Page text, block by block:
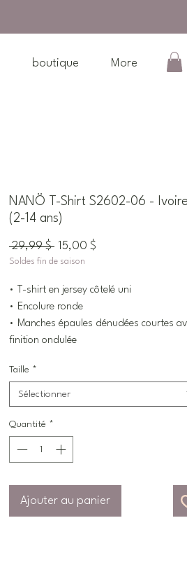
boutique More
NANÖ T-Shirt S2602-06 - Ivoire
(2-14 ans)
29,99 $ Prix
original
15,00 $
Soldes fin de saison
• T-shirt en jersey côtelé uni
• Encolure ronde
• Manches épaules dénudées courtes
finition ondulée
Taille *
Sélectionner
Quantité *
Ajouter au panier